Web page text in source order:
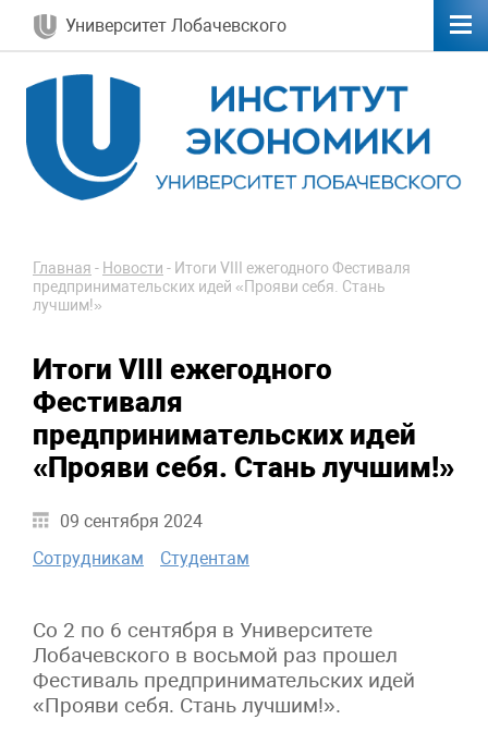
Университет Лобачевского
Главная - Новости - Итоги VIII ежегодного Фестиваля
предпринимательских идей «Прояви себя. Стань
лучшим!»
Итоги VIII ежегодного
Фестиваля
предпринимательских идей
«Прояви себя. Стань лучшим!»
09 сентября 2024
Сотрудникам
Студентам
Со 2 по 6 сентября в Университете
Лобачевского в восьмой раз прошел
Фестиваль предпринимательских идей
«Прояви себя. Стань лучшим!».